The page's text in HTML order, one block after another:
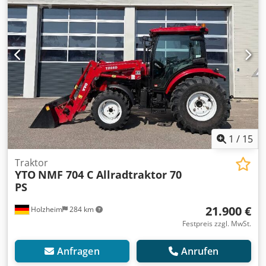
Zwischenverkauf und Irrtümer vorbehalten! Dcodszn An
Dopfx Ahzok - .
1 / 15
Holzheim 284 km
Traktor
YTO NMF 704 C Allradtraktor 70
PS
21.900 €
Festpreis zzgl. MwSt.
Anfragen Anrufen